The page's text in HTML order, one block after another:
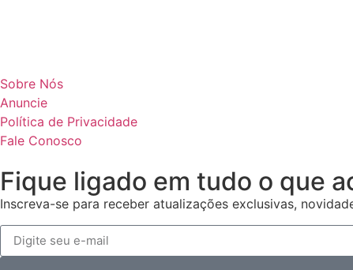
Sobre Nós
Anuncie
Política de Privacidade
Fale Conosco
Fique ligado em tudo o que
Inscreva-se para receber atualizações exclusivas,